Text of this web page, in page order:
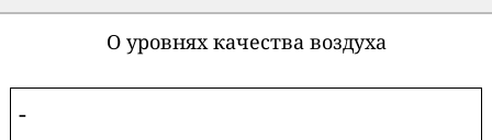
О уровнях качества воздуха
-